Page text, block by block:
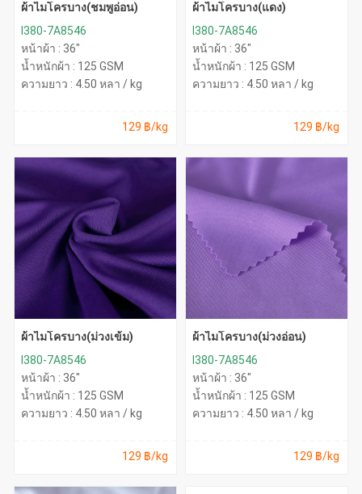
ผ้าไมโครบาง(ชมพูอ่อน)
I380-7A8546
หน้าผ้า : 36"
น้ำหนักผ้า : 125 GSM
ความยาว : 4.50 หลา / kg
129 ฿/kg
ผ้าไมโครบาง(แดง)
I380-7A8546
หน้าผ้า : 36"
น้ำหนักผ้า : 125 GSM
ความยาว : 4.50 หลา / kg
129 ฿/kg
ผ้าไมโครบาง(ม่วงเข้ม)
I380-7A8546
หน้าผ้า : 36"
น้ำหนักผ้า : 125 GSM
ความยาว : 4.50 หลา / kg
129 ฿/kg
ผ้าไมโครบาง(ม่วงอ่อน)
I380-7A8546
หน้าผ้า : 36"
น้ำหนักผ้า : 125 GSM
ความยาว : 4.50 หลา / kg
129 ฿/kg